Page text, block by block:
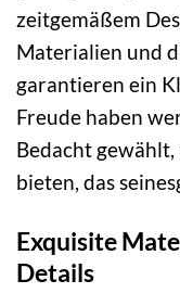
zeitgemäßem
Materialien und
garantieren ein
Freude haben
Bedacht
bieten, das
Exquisite
Details